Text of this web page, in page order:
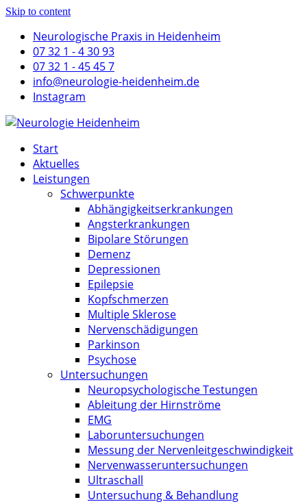
Skip to content
Neurologische Praxis in Heidenheim
07 32 1 - 4 30 93
07 32 1 - 45 45 7
info@neurologie-heidenheim.de
Instagram
Start
Aktuelles
Leistungen
Schwerpunkte
Abhängigkeitserkrankungen
Angsterkrankungen
Bipolare Störungen
Demenz
Depressionen
Epilepsie
Kopfschmerzen
Multiple Sklerose
Nervenschädigungen
Parkinson
Psychose
Untersuchungen
Neuropsychologische Testungen
Ableitung der Hirnströme
EMG
Laboruntersuchungen
Messung der Nervenleitgeschwindigkeit
Nervenwasseruntersuchungen
Ultraschall
Untersuchung & Behandlung